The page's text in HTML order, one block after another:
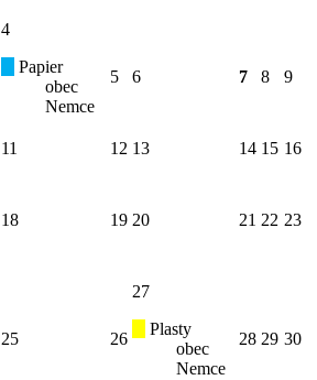
4
Papier
obec
Nemce
5 6 7 8 9
11 12 13 14 15 16
18 19 20 21 22 23
25 26
27
Plasty
obec
Nemce
28 29 30